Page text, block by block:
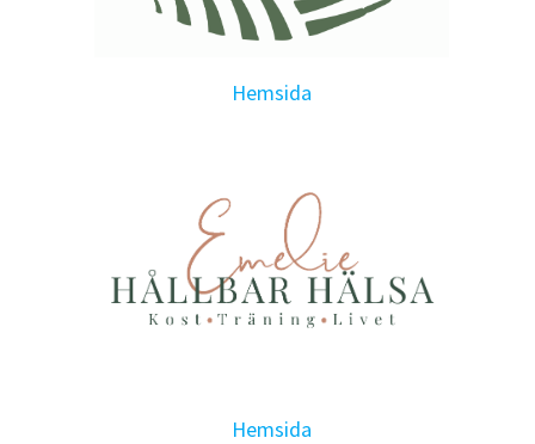
Hemsida
Hemsida